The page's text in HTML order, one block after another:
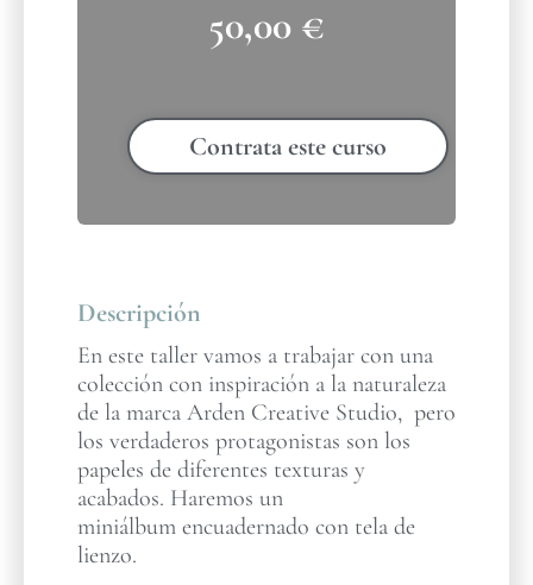
50,00 €
Contrata este curso
Descripción
En este taller vamos a trabajar con una
colección con inspiración a la naturaleza
de la marca Arden Creative Studio, pero
los verdaderos protagonistas son los
papeles de diferentes texturas y
acabados. Haremos un
miniálbum encuadernado con tela de
lienzo.